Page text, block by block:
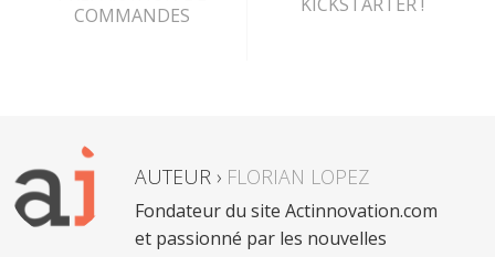
COMMANDES
AUTEUR › FLORIAN LOPEZ
Fondateur du site Actinnovation.com
et passionné par les nouvelles